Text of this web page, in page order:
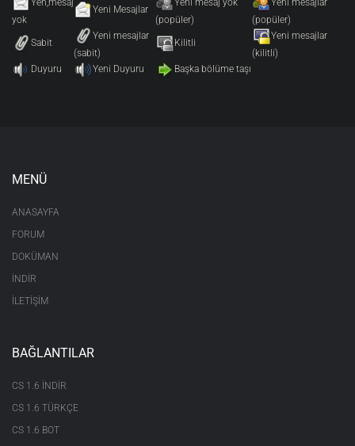
Yen,mesaj
yok
Yeni Mesajlar
Yeni mesaj yok
(popüler)
Yeni mesajlar
(popüler)
Sabit
Yeni mesajlar
(sabit)
Kilitli
Yeni mesajlar
(kilitli)
Duyuru
Yeni Duyuru Başka bölüme taşı
MENÜ
ANASAYFA
FORUM
DOKÜMAN
İNDİR
İLETİŞİM
BAĞLANTILAR
CS 1.6 INDIR
CS 1.6 TÜRKÇE
CS 1.6 BOT